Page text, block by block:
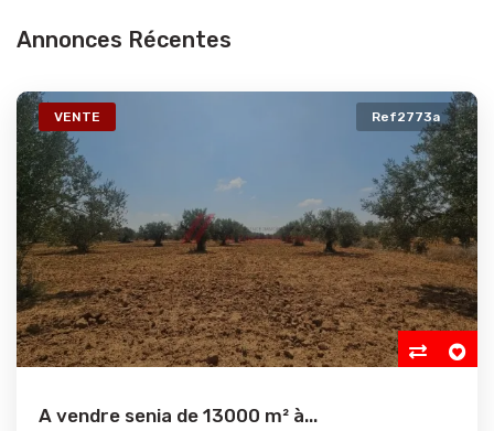
Annonces Récentes
VENTE Ref2773a
A vendre senia de 13000 m² à...